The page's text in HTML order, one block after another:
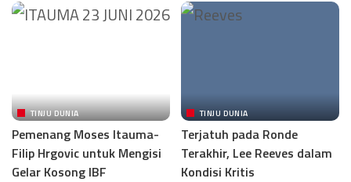
TINJU DUNIA
Pemenang Moses Itauma-
Filip Hrgovic untuk Mengisi
Gelar Kosong IBF
TINJU DUNIA
Terjatuh pada Ronde
Terakhir, Lee Reeves dalam
Kondisi Kritis